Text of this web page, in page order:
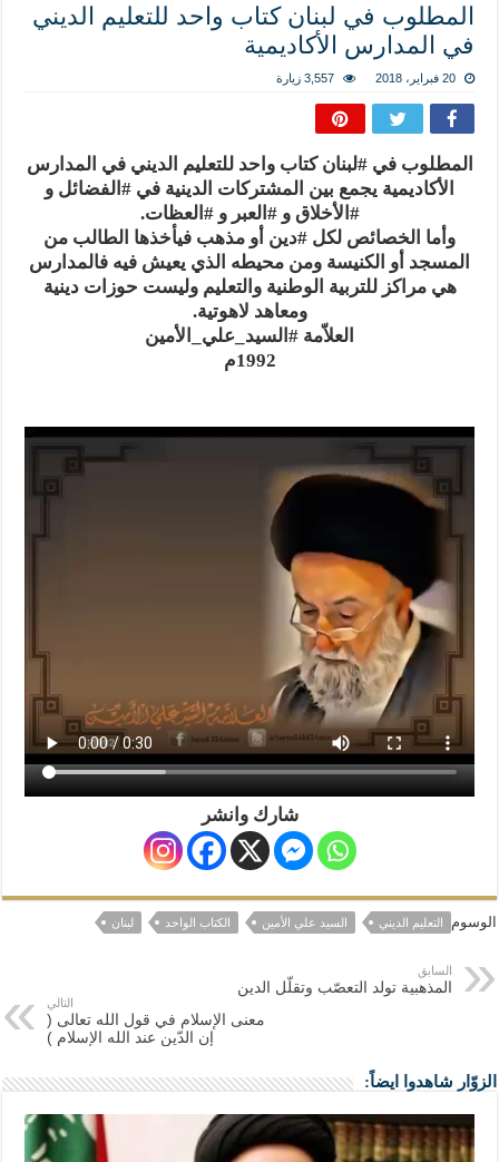
المطلوب في لبنان كتاب واحد للتعليم الديني
في المدارس الأكاديمية
20 فبراير، 2018 3,557 زيارة
المطلوب في#لبنان كتاب واحد للتعليم الديني في المدارس
الأكاديمية يجمع بين المشتركات الدينية في # الفضائل و
# الأخلاق و# العبر و# العظات.
وأما الخصائص لكل #دين أو مذهب فيأخذها الطالب من
المسجد أو الكنيسة ومن محيطه الذي يعيش فيه فالمدارس
هي مراكز للتربية الوطنية والتعليم وليست حوزات دينية
ومعاهد لاهوتية.
العلاّمة # السيد_علي_الأمين
1992م
شارك وانشر
الوسوم التعليم الديني السيد علي الأمين الكتاب الواحد لبنان
السابق
المذهبية تولد التعصّب وتقلّل الدين
التالي
معنى الإسلام في قول الله تعالى (
إن الدّين عند الله الإسلام )
الزوّار شاهدوا ايضاً: